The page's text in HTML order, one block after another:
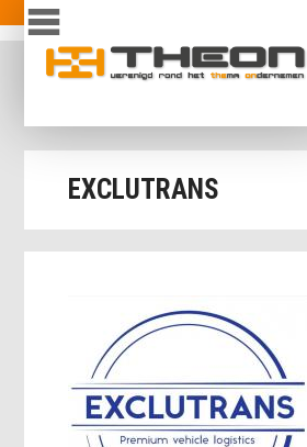
Overslaan en naar de inhoud gaan
inloggen
EXCLUTRANS